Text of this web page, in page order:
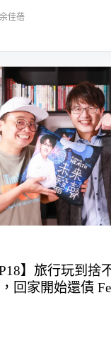
余佳蓓
】旅行玩到捨
回家開始還債